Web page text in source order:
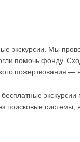
экскурсии. Мы
помочь фонду.
пожертвования —
экскурсии
поисковые системы,